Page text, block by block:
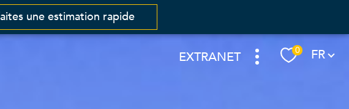
une estimation rapide
EXTRANET 0 Langue
FR